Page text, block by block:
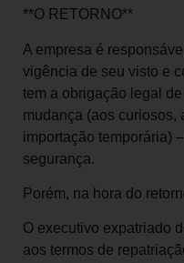
**O RETORNO**
A empresa é
vigência de seu visto e
tem a obrigação legal
mudança (aos curiosos,
importação temporária)
segurança.
Porém, na hora do
O executivo expatriado
aos termos de